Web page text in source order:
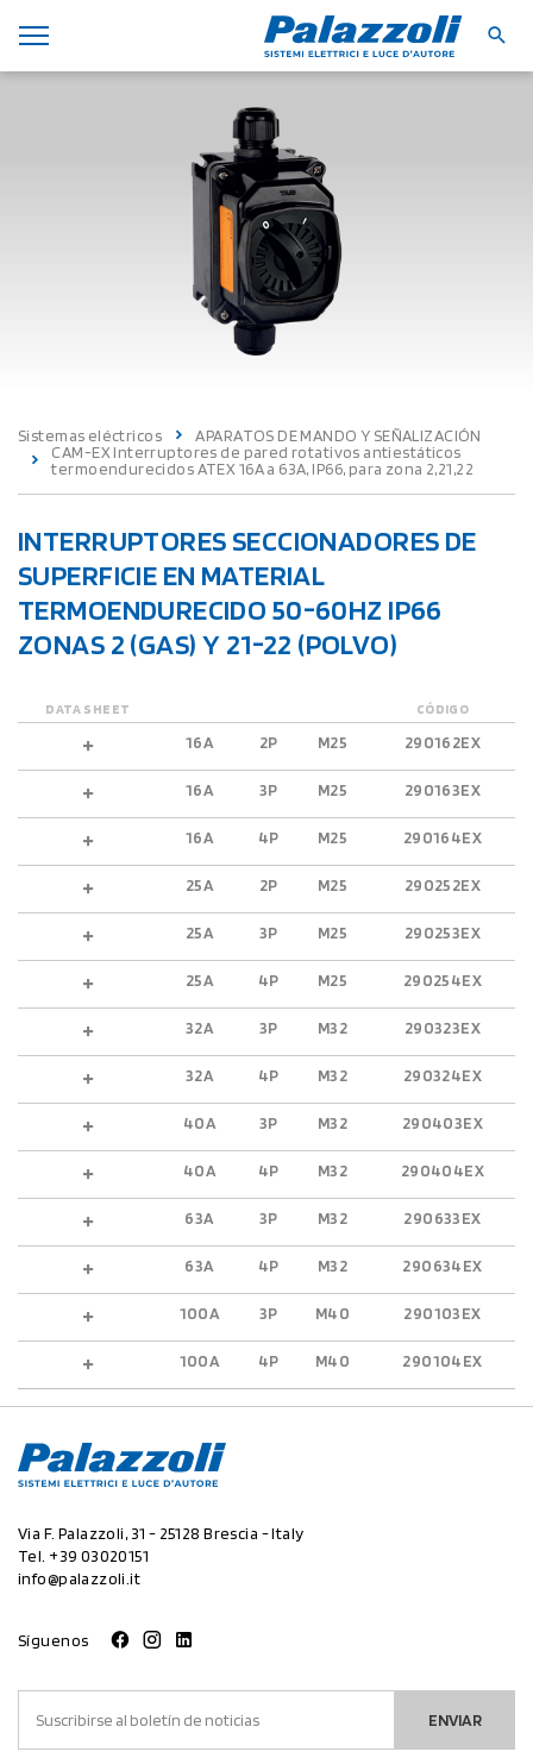
Sistemas eléctricos
APARATOS DE MANDO Y SEÑALIZACIÓN
CAM-EX Interruptores de pared rotativos antiestáticos
termoendurecidos ATEX 16A a 63A, IP66, para zona 2,21,22
INTERRUPTORES SECCIONADORES DE
SUPERFICIE EN MATERIAL
TERMOENDURECIDO 50-60HZ IP66
ZONAS 2 (GAS) Y 21-22 (POLVO)
DATA SHEET CÓDIGO
16A 2P M25 290162EX
16A 3P M25 290163EX
16A 4P M25 290164EX
25A 2P M25 290252EX
25A 3P M25 290253EX
25A 4P M25 290254EX
32A 3P M32 290323EX
32A 4P M32 290324EX
40A 3P M32 290403EX
40A 4P M32 290404EX
63A 3P M32 290633EX
63A 4P M32 290634EX
100A 3P M40 290103EX
100A 4P M40 290104EX
Via F. Palazzoli, 31 - 25128 Brescia - Italy
Tel. +39 03020151
info@palazzoli.it
Síguenos
ENVIAR